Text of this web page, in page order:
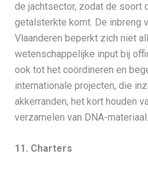
de jachtsector, zodat de soort
getalsterkte komt. De inbreng
Vlaanderen beperkt zich niet
wetenschappelijke input bij
ook tot het coördineren en
internationale projecten, die
akkerranden, het kort houden
verzamelen van DNA-materiaal.
11. Charters